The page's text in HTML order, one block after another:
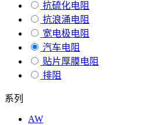
抗硫化电阻
抗浪涌电阻
宽电极电阻
汽车电阻
贴片厚膜电阻
排阻
系列
AW